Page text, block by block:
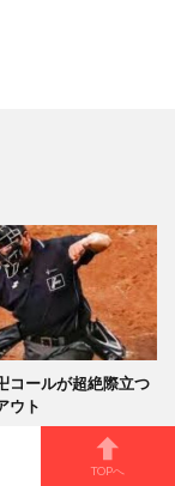
コールが超絶際立つ
ウト
TOPへ